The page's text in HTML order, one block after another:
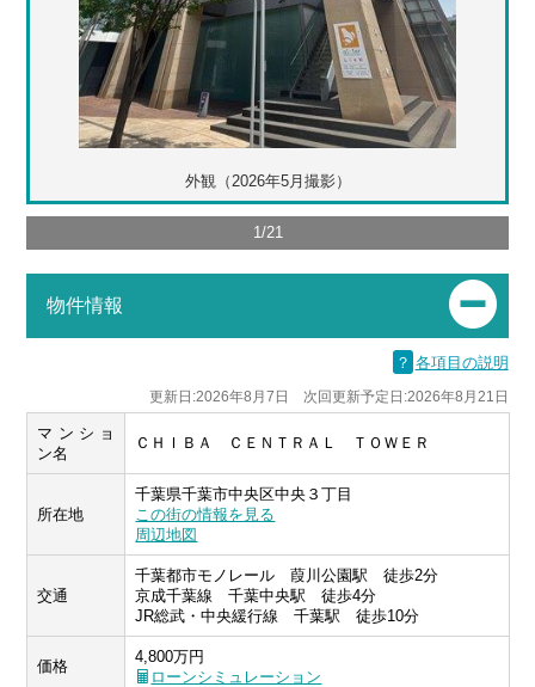
外観（2026年5月撮影）
1 /21
物件情報
？ 各項目の説明
更新日:2026年8月7日 次回更新予定日:2026年8月21日
マンショ
ン名
ＣＨＩＢＡ ＣＥＮＴＲＡＬ ＴＯＷＥＲ
所在地
千葉県千葉市中央区中央３丁目
この街の情報を見る
周辺地図
交通
千葉都市モノレール 葭川公園駅 徒歩2分
京成千葉線 千葉中央駅 徒歩4分
JR総武・中央緩行線 千葉駅 徒歩10分
価格
4,800万円
ローンシミュレーション